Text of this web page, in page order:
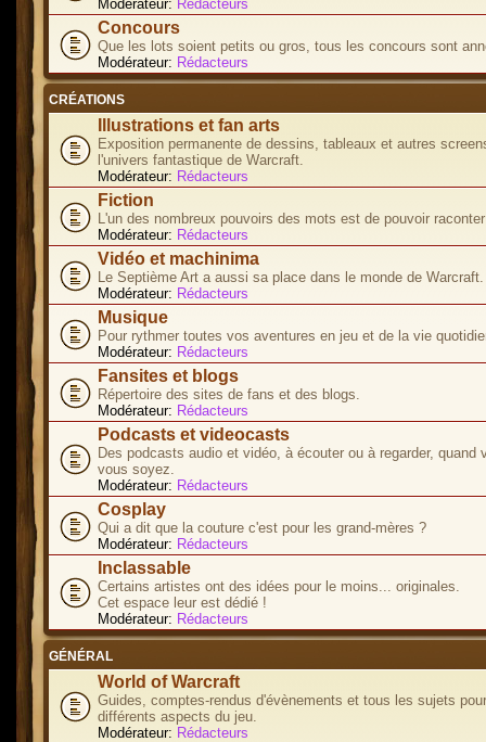
Modérateur: Rédacteurs
Concours
Que les lots soient petits ou gros, tous les concours sont
Modérateur: Rédacteurs
CRÉATIONS
Illustrations et fan arts
Exposition permanente de dessins, tableaux et autres
l'univers fantastique de Warcraft.
Modérateur: Rédacteurs
Fiction
L'un des nombreux pouvoirs des mots est de pouvoir
Modérateur: Rédacteurs
Vidéo et machinima
Le Septième Art a aussi sa place dans le monde de Warcraft.
Modérateur: Rédacteurs
Musique
Pour rythmer toutes vos aventures en jeu et de la vie
Modérateur: Rédacteurs
Fansites et blogs
Répertoire des sites de fans et des blogs.
Modérateur: Rédacteurs
Podcasts et videocasts
Des podcasts audio et vidéo, à écouter ou à regarder, quand
vous soyez.
Modérateur: Rédacteurs
Cosplay
Qui a dit que la couture c'est pour les grand-mères ?
Modérateur: Rédacteurs
Inclassable
Certains artistes ont des idées pour le moins... originales.
Cet espace leur est dédié !
Modérateur: Rédacteurs
GÉNÉRAL
World of Warcraft
Guides, comptes-rendus d'évènements et tous les sujets
différents aspects du jeu.
Modérateur: Rédacteurs